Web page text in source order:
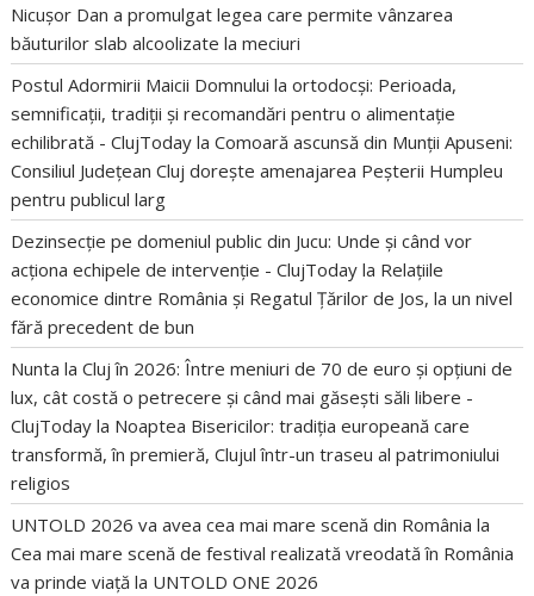
Nicușor Dan a promulgat legea care permite vânzarea
băuturilor slab alcoolizate la meciuri
Postul Adormirii Maicii Domnului la ortodocși: Perioada,
semnificații, tradiții și recomandări pentru o alimentație
echilibrată - ClujToday laComoară ascunsă din Munții Apuseni:
Consiliul Județean Cluj dorește amenajarea Peșterii Humpleu
pentru publicul larg
Dezinsecție pe domeniul public din Jucu: Unde și când vor
acționa echipele de intervenție - ClujToday la Relațiile
economice dintre România și Regatul Țărilor de Jos, la un nivel
fără precedent de bun
Nunta la Cluj în 2026: Între meniuri de 70 de euro și opțiuni de
lux, cât costă o petrecere și când mai găsești săli libere -
ClujToday la Noaptea Bisericilor: tradiția europeană care
transformă, în premieră, Clujul într-un traseu al patrimoniului
religios
UNTOLD 2026 va avea cea mai mare scenă din România la
Cea mai mare scenă de festival realizată vreodată în România
va prinde viață la UNTOLD ONE 2026